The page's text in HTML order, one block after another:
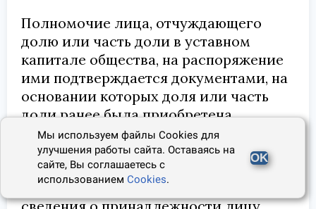
Полномочие лица, отчуждающего
долю или часть доли в уставном
капитале общества, на распоряжение
ими подтверждается документами, на
основании которых доля или часть
доли ранее была приобретена
соответствующим лицом, а также
выпиской из единого
государственного реестра
юридических лиц, содержащей
Мы используем файлы Cookies для
улучшения работы сайта. Оставаясь на
сайте, Вы соглашаетесь с
использованиемCookies.
OK